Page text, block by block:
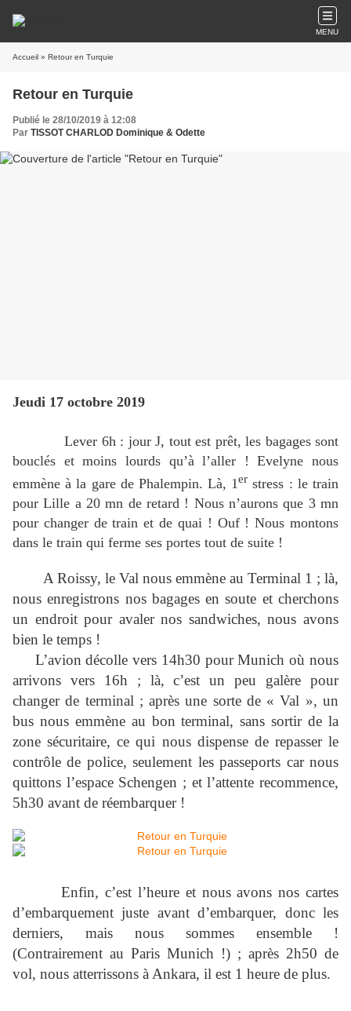
MENU
Accueil » Retour en Turquie
Retour en Turquie
Publié le 28/10/2019 à 12:08
Par TISSOT CHARLOD Dominique & Odette
Jeudi 17 octobre 2019
Lever 6h : jour J, tout est prêt, les bagages sont
bouclés et moins lourds qu’à l’aller ! Evelyne nous
emmène à la gare de Phalempin. Là, 1er stress : le train
pour Lille a 20 mn de retard ! Nous n’aurons que 3 mn
pour changer de train et de quai ! Ouf ! Nous montons
dans le train qui ferme ses portes tout de suite !
A Roissy, le Val nous emmène au Terminal 1 ; là,
nous enregistrons nos bagages en soute et cherchons
un endroit pour avaler nos sandwiches, nous avons
bien le temps !
L’avion décolle vers 14h30 pour Munich où nous
arrivons vers 16h ; là, c’est un peu galère pour
changer de terminal ; après une sorte de « Val », un
bus nous emmène au bon terminal, sans sortir de la
zone sécuritaire, ce qui nous dispense de repasser le
contrôle de police, seulement les passeports car nous
quittons l’espace Schengen ; et l’attente recommence,
5h30 avant de réembarquer !
Enfin, c’est l’heure et nous avons nos cartes
d’embarquement juste avant d’embarquer, donc les
derniers, mais nous sommes ensemble !
(Contrairement au Paris Munich !) ; après 2h50 de
vol, nous atterrissons à Ankara, il est 1 heure de plus.